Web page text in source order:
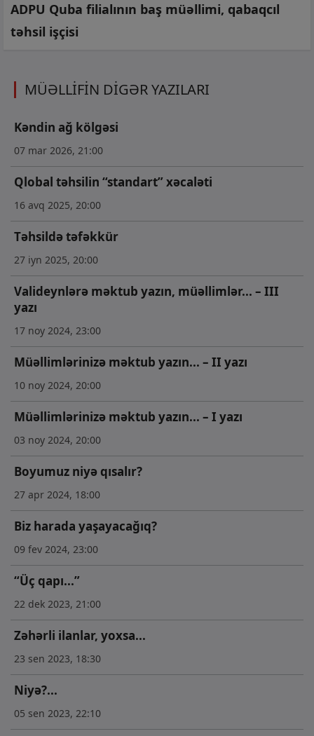
ADPU Quba filialının baş müəllimi, qabaqcıl
təhsil işçisi
MÜƏLLİFİN DİGƏR YAZILARI
Kəndin ağ kölgəsi
07 mar 2026, 21:00
Qlobal təhsilin “standart” xəcaləti
16 avq 2025, 20:00
Təhsildə təfəkkür
27 iyn 2025, 20:00
Valideynlərə məktub yazın, müəllimlər... – III
yazı
17 noy 2024, 23:00
Müəllimlərinizə məktub yazın... – II yazı
10 noy 2024, 20:00
Müəllimlərinizə məktub yazın... – I yazı
03 noy 2024, 20:00
Boyumuz niyə qısalır?
27 apr 2024, 18:00
Biz harada yaşayacağıq?
09 fev 2024, 23:00
“Üç qapı...”
22 dek 2023, 21:00
Zəhərli ilanlar, yoxsa...
23 sen 2023, 18:30
Niyə?...
05 sen 2023, 22:10